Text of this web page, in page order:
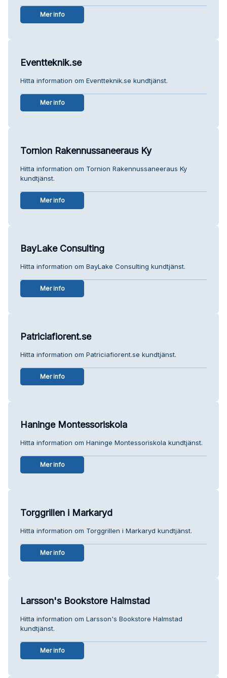
Mer info
Eventteknik.se
Hitta information om Eventteknik.se kundtjänst.
Mer info
Tornion Rakennussaneeraus Ky
Hitta information om Tornion Rakennussaneeraus Ky
kundtjänst.
Mer info
BayLake Consulting
Hitta information om BayLake Consulting kundtjänst.
Mer info
Patriciafiorent.se
Hitta information om Patriciafiorent.se kundtjänst.
Mer info
Haninge Montessoriskola
Hitta information om Haninge Montessoriskola kundtjänst.
Mer info
Torggrillen i Markaryd
Hitta information om Torggrillen i Markaryd kundtjänst.
Mer info
Larsson's Bookstore Halmstad
Hitta information om Larsson's Bookstore Halmstad
kundtjänst.
Mer info